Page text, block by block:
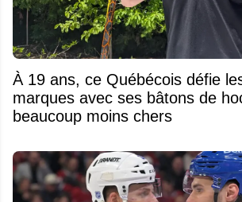
À 19 ans, ce Québécois défie
marques avec ses bâtons de
beaucoup moins chers